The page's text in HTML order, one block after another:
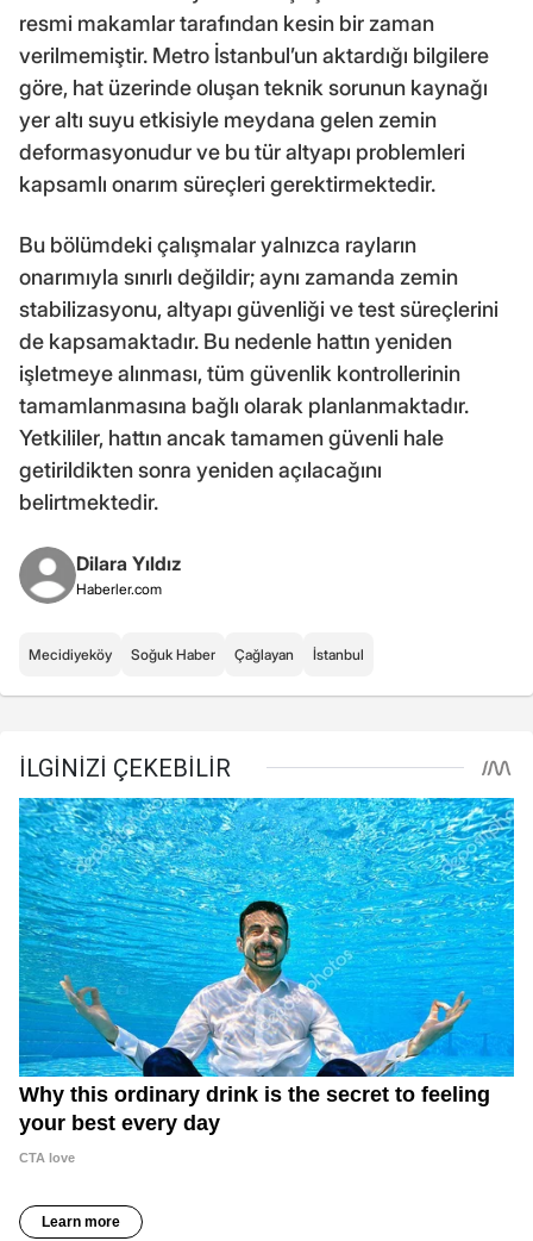
resmi makamlar tarafından kesin bir zaman
verilmemiştir. Metro İstanbul’un aktardığı bilgilere
göre, hat üzerinde oluşan teknik sorunun kaynağı
yer altı suyu etkisiyle meydana gelen zemin
deformasyonudur ve bu tür altyapı problemleri
kapsamlı onarım süreçleri gerektirmektedir.
Bu bölümdeki çalışmalar yalnızca rayların
onarımıyla sınırlı değildir; aynı zamanda zemin
stabilizasyonu, altyapı güvenliği ve test süreçlerini
de kapsamaktadır. Bu nedenle hattın yeniden
işletmeye alınması, tüm güvenlik kontrollerinin
tamamlanmasına bağlı olarak planlanmaktadır.
Yetkililer, hattın ancak tamamen güvenli hale
getirildikten sonra yeniden açılacağını
belirtmektedir.
Dilara Yıldız
Haberler.com
Mecidiyeköy Soğuk Haber Çağlayan İstanbul